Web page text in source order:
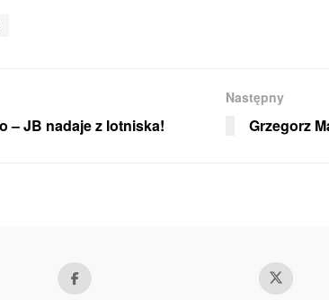
– JB nadaje z lotniska!
Następny
Grzegorz